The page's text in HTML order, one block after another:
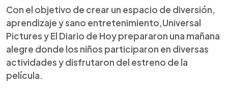
Con el objetivo de crear un espacio de diversión,
aprendizaje y sano entretenimiento,Universal
Pictures y El Diario de Hoy prepararon una mañana
alegre donde los niños participaron en diversas
actividades y disfrutaron del estreno de la
película.